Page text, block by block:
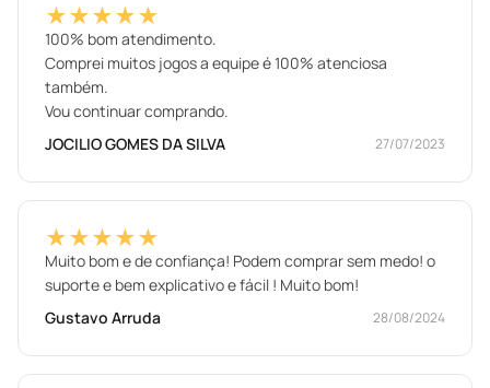
★★★★★
100% bom atendimento.
Comprei muitos jogos a equipe é 100% atenciosa
também.
Vou continuar comprando.
JOCILIO GOMES DA SILVA
27/07/2023
★★★★★
Muito bom e de confiança! Podem comprar sem medo! o
suporte e bem explicativo e fácil ! Muito bom!
Gustavo Arruda
28/08/2024